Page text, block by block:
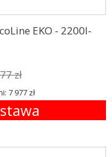
EKO - 2200l-
zł
7 977 zł